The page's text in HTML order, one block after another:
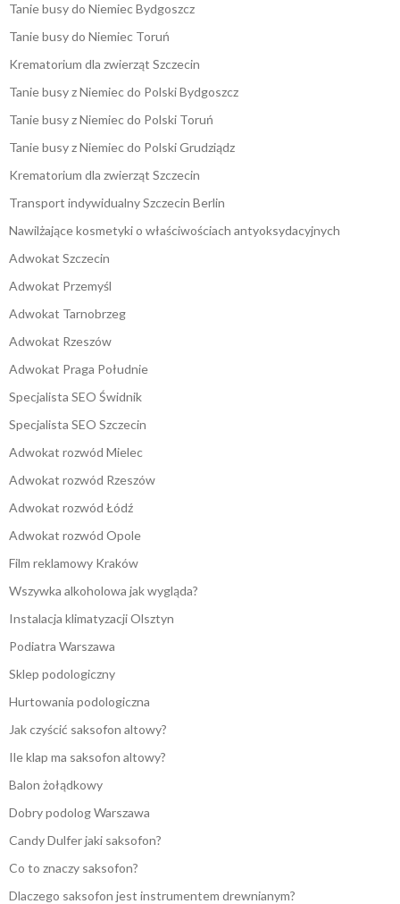
Tanie busy do Niemiec Bydgoszcz
Tanie busy do Niemiec Toruń
Krematorium dla zwierząt Szczecin
Tanie busy z Niemiec do Polski Bydgoszcz
Tanie busy z Niemiec do Polski Toruń
Tanie busy z Niemiec do Polski Grudziądz
Krematorium dla zwierząt Szczecin
Transport indywidualny Szczecin Berlin
Nawilżające kosmetyki o właściwościach antyoksydacyjnych
Adwokat Szczecin
Adwokat Przemyśl
Adwokat Tarnobrzeg
Adwokat Rzeszów
Adwokat Praga Południe
Specjalista SEO Świdnik
Specjalista SEO Szczecin
Adwokat rozwód Mielec
Adwokat rozwód Rzeszów
Adwokat rozwód Łódź
Adwokat rozwód Opole
Film reklamowy Kraków
Wszywka alkoholowa jak wygląda?
Instalacja klimatyzacji Olsztyn
Podiatra Warszawa
Sklep podologiczny
Hurtowania podologiczna
Jak czyścić saksofon altowy?
Ile klap ma saksofon altowy?
Balon żołądkowy
Dobry podolog Warszawa
Candy Dulfer jaki saksofon?
Co to znaczy saksofon?
Dlaczego saksofon jest instrumentem drewnianym?